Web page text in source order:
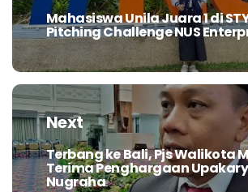
Previous
post:
Mahasiswa Unila Juara 1 di
Pitching Challenge NUS
Next
Next
post:
Terbang ke Bali, Pjs Walikota
Terima Penghargaan
Nugraha